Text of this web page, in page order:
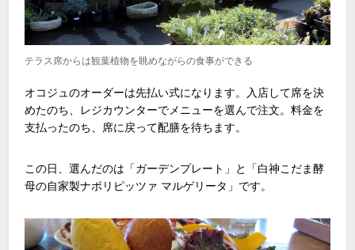
テラス席からは観葉植物を眺めながらの食事ができる
オコジュのオーダーは先払い式になります。入店して席を決
めたのち、レジカウンターでメニューを選んで注文。料金を
支払ったのち、席に戻って配膳を待ちます。
この日、選んだのは「ガーデンプレート」と「白神こだま酵
母の自家製ナポリピッツァ マルゲリータ」です。